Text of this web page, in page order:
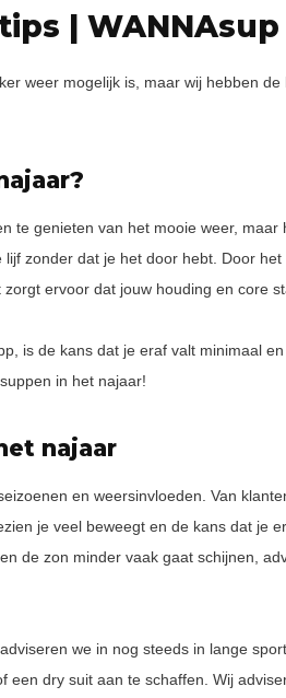
| WANNAsup
weer mogelijk is, maar wij hebben
te genieten van het mooie weer,
zonder dat je het door hebt. Door het
ervoor dat jouw houding en core
is de kans dat je eraf valt minimaal
in het najaar!
najaar
en weersinvloeden. Van
je veel beweegt en de kans dat je
de zon minder vaak gaat schijnen,
we in nog steeds in lange
een dry suit aan te schaffen. Wij